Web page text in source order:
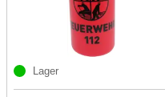
Lager